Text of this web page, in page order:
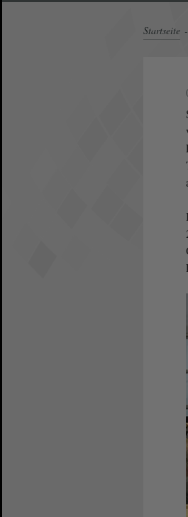
Startseite